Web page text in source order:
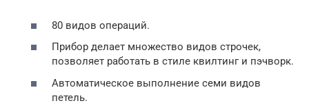
80 видов операций.
Прибор делает множество видов строчек,
позволяет работать в стиле квилтинг и пэчворк.
Автоматическое выполнение семи видов
петель.